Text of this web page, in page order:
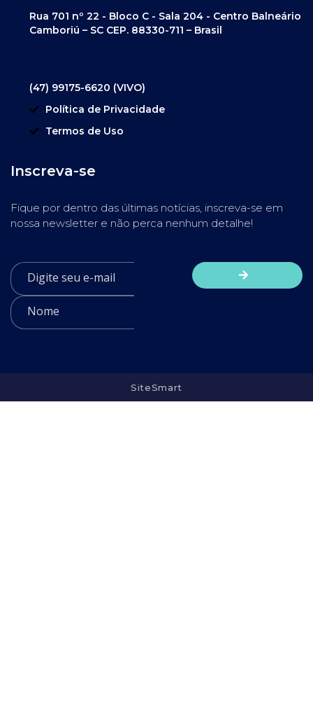
Rua 701 nº 22 - Bloco C - Sala 204 - Centro Balneário
Camboriú – SC CEP. 88330-711 – Brasil
(47) 99175-6620 (VIVO)
Política de Privacidade
Termos de Uso
Inscreva-se
Fique por dentro das últimas notícias, inscreva-se em
nossa newsletter e não perca nenhum detalhe!
SiteSmart